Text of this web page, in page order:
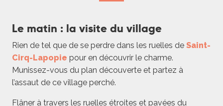
Le matin : la visite du village
Rien de tel que de se perdre dans les ruelles de Saint-
Cirq-Lapopie pour en découvrir le charme.
Munissez-vous du plan découverte et partez à
l’assaut de ce village perché.
Flâner à travers les ruelles étroites et pavées du